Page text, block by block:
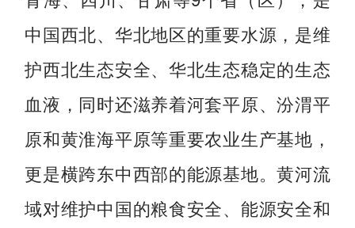
中国西北、华北地区的重要水源，是维
护西北生态安全、华北生态稳定的生态
血液，同时还滋养着河套平原、汾渭平
原和黄淮海平原等重要农业生产基地，
更是横跨东中西部的能源基地。黄河流
域对维护中国的粮食安全、能源安全和